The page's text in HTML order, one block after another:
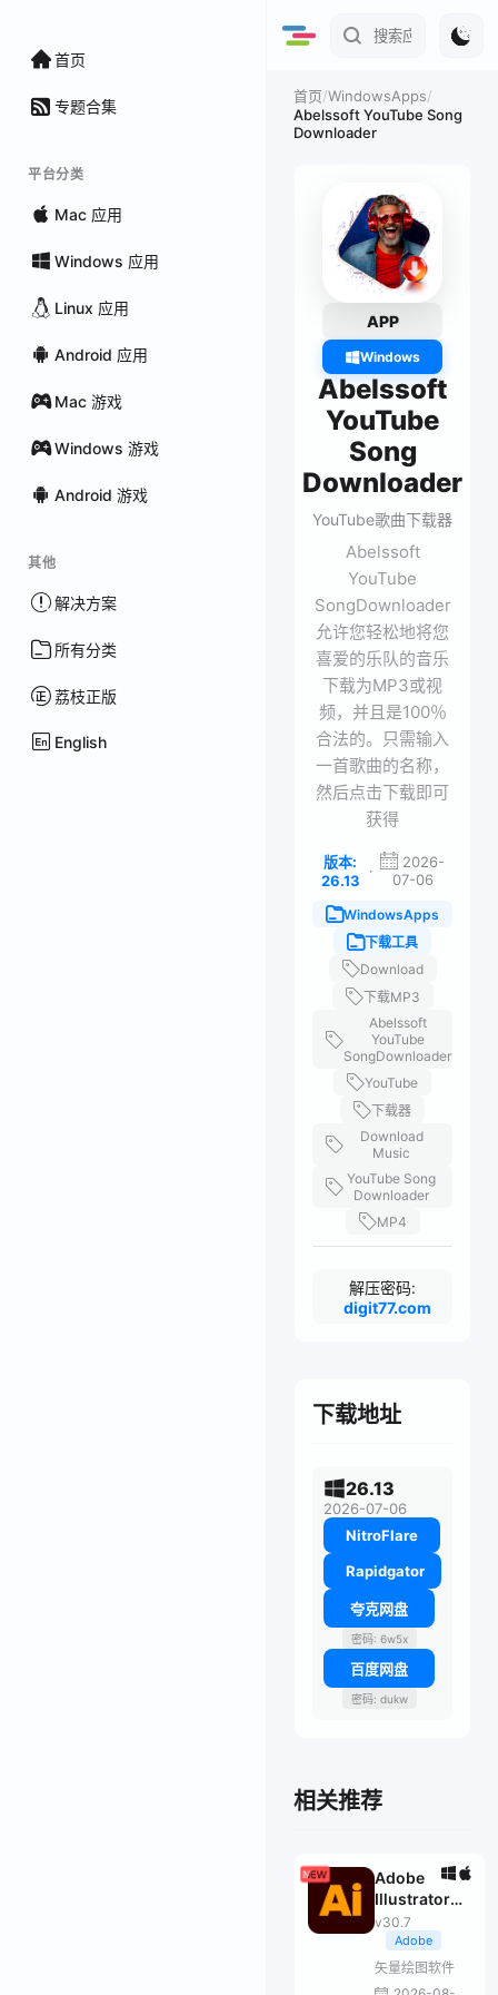
首页
专题合集
平台分类
Mac 应用
Windows 应用
Linux 应用
Android 应用
Mac 游戏
Windows 游戏
Android 游戏
其他
解决方案
所有分类
荔枝正版
English
首页/WindowsApps/
Abelssoft YouTube Song
Downloader
APP
Windows
Abelssoft
YouTube
Song
Downloader
YouTube歌曲下载器
Abelssoft
YouTube
SongDownloader
允许您轻松地将您
喜爱的乐队的音乐
下载为MP3或视
频，并且是100％
合法的。只需输入
一首歌曲的名称，
然后点击下载即可
获得
版本:
26.13
·
2026-
07-06
WindowsApps
下载工具
Download
下载MP3
Abelssoft
YouTube
SongDownloader
YouTube
下载器
Download
Music
YouTube Song
Downloader
MP4
解压密码:
digit77.com
下载地址
26.13
2026-07-06
NitroFlare
Rapidgator
夸克网盘
密码: 6w5x
百度网盘
密码: dukw
相关推荐
Adobe
Illustrator
2026
v30.7
Adobe
矢量绘图软件